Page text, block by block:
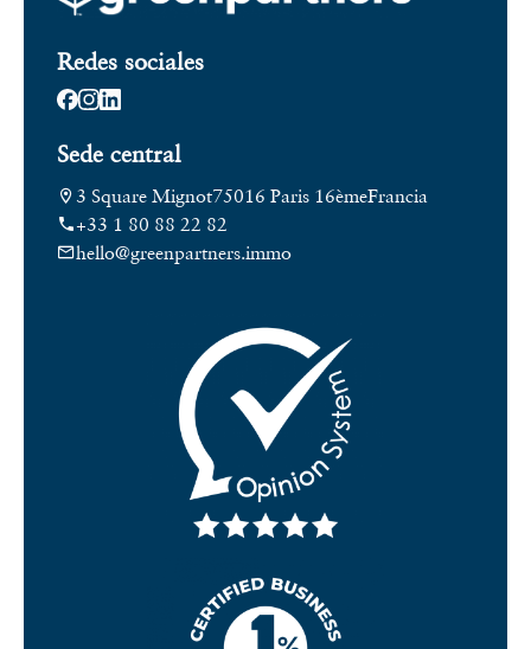
Redes sociales
Sede central
3 Square Mignot75016 Paris 16èmeFrancia
+33 1 80 88 22 82
hello@greenpartners.immo